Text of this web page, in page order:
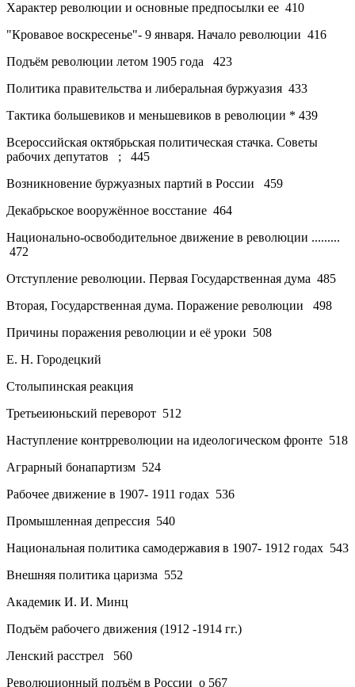
Характер революции и основные предпосылки ее 410
"Кровавое воскресенье"- 9 января. Начало революции 416
Подъём революции летом 1905 года
423
Политика правительства и либеральная буржуазия 433
Тактика большевиков и меньшевиков в революции * 439
Всероссийская октябрьская политическая стачка. Советы
рабочих депутатов
;
445
Возникновение буржуазных партий в России
459
Декабрьское вооружённое восстание 464
Национально-освободительное движение в революции .........
472
Отступление революции. Первая Государственная дума 485
Вторая, Государственная дума. Поражение революции
498
Причины поражения революции и её уроки 508
Е. Н. Городецкий
Столыпинская реакция
Третьеиюньский переворот 512
Наступление контрреволюции на идеологическом фронте 518
Аграрный бонапартизм 524
Рабочее движение в 1907- 1911 годах 536
Промышленная депрессия 540
Национальная политика самодержавия в 1907- 1912 годах 543
Внешняя политика царизма 552
Академик И. И. Минц
Подъём рабочего движения (1912 -1914 гг.)
Ленский расстрел
560
Революционный подъём в России o 567